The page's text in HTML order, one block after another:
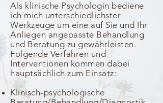
Als klinische Psychologin bediene
ich mich unterschiedlichster
Werkzeuge um eine auf Sie und Ihr
Anliegen angepasste Behandlung
und Beratung zu gewährleisten.
Folgende Verfahren und
Interventionen kommen dabei
hauptsächlich zum Einsatz:
Klinisch-psychologische